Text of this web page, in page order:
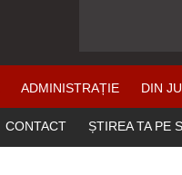
ADMINISTRAȚIE DIN
CONTACT ȘTIREA TA PE